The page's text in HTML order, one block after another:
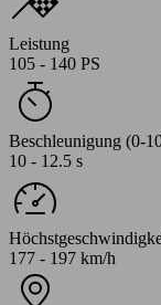
Leistung
105 - 140 PS
Beschleunigung (0-
10 - 12.5 s
177 - 197 km/h